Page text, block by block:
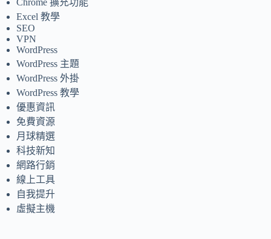
Excel 教學
SEO
VPN
WordPress
WordPress 主題
WordPress 外掛
WordPress 教學
優惠資訊
免費資源
月球精選
科技新知
網路行銷
線上工具
自我提升
虛擬主機